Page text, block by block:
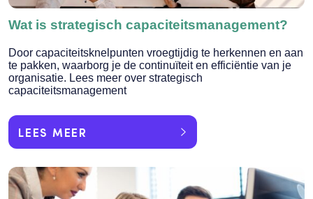
Wat is strategisch capaciteitsmanagement?
Door capaciteitsknelpunten vroegtijdig te herkennen en aan
te pakken, waarborg je de continuïteit en efficiëntie van je
organisatie. Lees meer over strategisch
capaciteitsmanagement
LEES MEER